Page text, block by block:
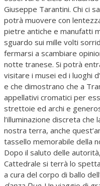
Giuseppe Tarantini. Chi ci
potrà muovere con
pietre antiche e manufatti
sguardo sui mille volti
fermarsi a scambiare
notte tranese. Si potrà
visitare i musei ed i luoghi
e che dimostrano che a
appellativi cromatici per
strettoie ed archi e
l’illuminazione discreta che
nostra terra, anche
tassello memorabile della
Dopo il saluto delle
Cattedrale si terrà lo
a cura del corpo di ballo